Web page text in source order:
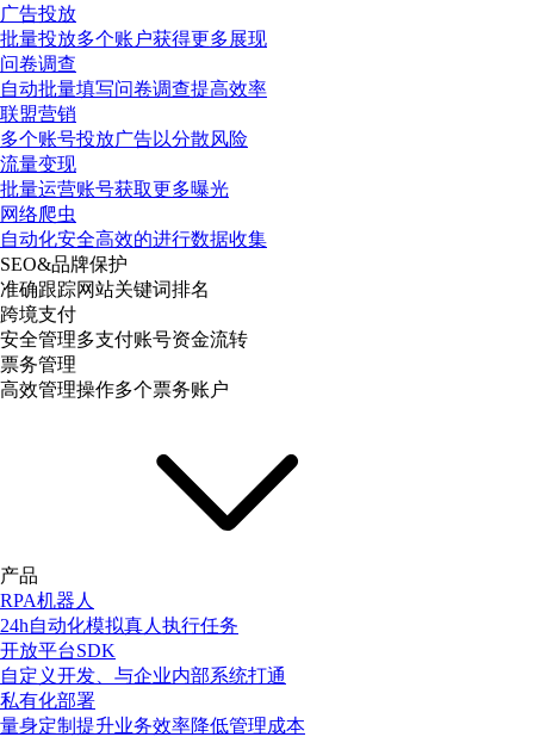
广告投放
批量投放多个账户获得更多展现
问卷调查
自动批量填写问卷调查提高效率
联盟营销
多个账号投放广告以分散风险
流量变现
批量运营账号获取更多曝光
网络爬虫
自动化安全高效的进行数据收集
SEO&品牌保护
准确跟踪网站关键词排名
跨境支付
安全管理多支付账号资金流转
票务管理
高效管理操作多个票务账户
产品
RPA机器人
24h自动化模拟真人执行任务
开放平台SDK
自定义开发、与企业内部系统打通
私有化部署
量身定制提升业务效率降低管理成本